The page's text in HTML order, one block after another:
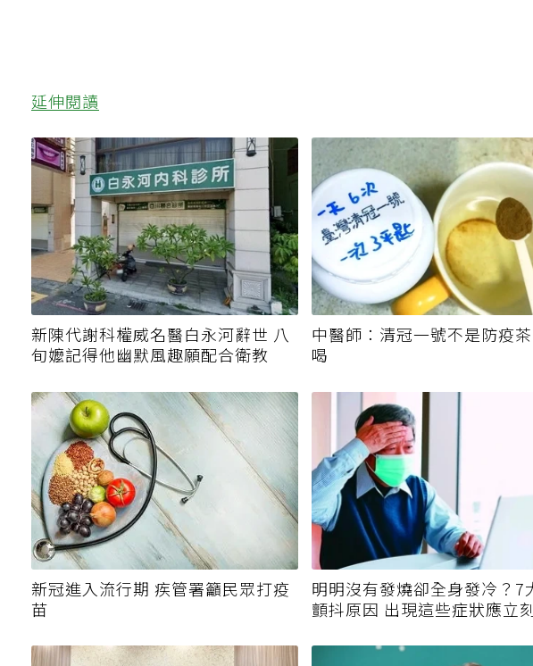
延伸閱讀
新陳代謝科權威名醫白永河辭世 八
旬嬤記得他幽默風趣願配合衛教
中醫師：清冠一號不是防疫
喝
新冠進入流行期 疾管署籲民眾打疫
苗
明明沒有發燒卻全身發冷？7
顫抖原因 出現這些症狀應立